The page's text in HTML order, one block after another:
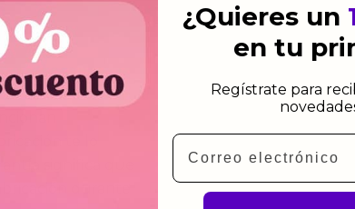
te lo
significa que
durante
¿Quieres un
en tu
Regístrate para
Email